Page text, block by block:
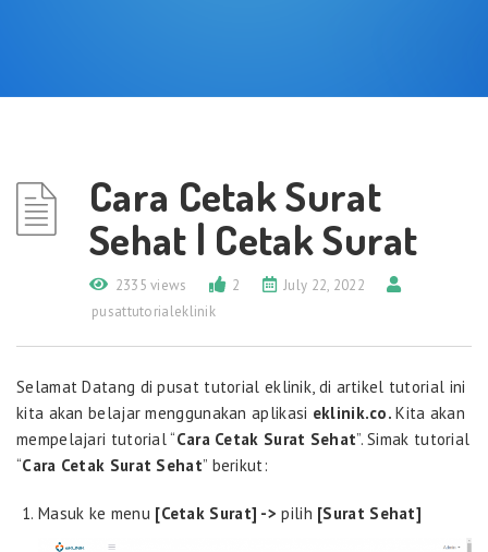
Cara Cetak Surat
Sehat | Cetak Surat
2335 views 2
July 22, 2022
pusattutorialeklinik
Selamat Datang di pusat tutorial eklinik, di artikel tutorial ini
kita akan belajar menggunakan aplikasi eklinik.co.Kita akan
mempelajari tutorial “Cara Cetak Surat Sehat”. Simak tutorial
“Cara Cetak Surat Sehat” berikut:
Masuk ke menu [Cetak Surat] -> pilih [Surat Sehat]